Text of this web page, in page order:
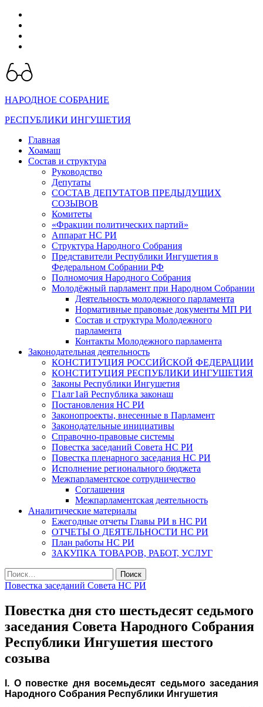
НАРОДНОЕ СОБРАНИЕ
РЕСПУБЛИКИ ИНГУШЕТИЯ
Главная
Хоамаш
Состав и структура
Руководство
Депутаты
СОСТАВ ДЕПУТАТОВ ПРЕДЫДУЩИХ
СОЗЫВОВ
Комитеты
«Фракции политических партий»
Аппарат НС РИ
Структура Народного Собрания
Представители Республики Ингушетия в
Федеральном Собрании РФ
Полномочия Народного Собрания
Молодёжный парламент при Народном Собрании
Деятельность молодежного парламента
Нормативные правовые документы МП РИ
Состав и структура Молодежного
парламента
Контакты Молодежного парламента
Законодательная деятельность
КОНСТИТУЦИЯ РОССИЙСКОЙ ФЕДЕРАЦИИ
КОНСТИТУЦИЯ РЕСПУБЛИКИ ИНГУШЕТИЯ
Законы Республики Ингушетия
Г1алг1ай Республика законаш
Постановления НС РИ
Законопроекты, внесенные в Парламент
Законодательные инициативы
Справочно-правовые системы
Повестка заседаний Совета НС РИ
Повестка пленарного заседания НС РИ
Исполнение регионального бюджета
Межпарламентское сотрудничество
Соглашения
Межпарламентская деятельность
Аналитические материалы
Ежегодные отчеты Главы РИ в НС РИ
ОТЧЕТЫ О ДЕЯТЕЛЬНОСТИ НС РИ
План работы НС РИ
ЗАКУПКА ТОВАРОВ, РАБОТ, УСЛУГ
Найти:
Повестка заседаний Совета НС РИ
Повестка дня сто шестьдесят седьмого
заседания Совета Народного Собрания
Республики Ингушетия шестого
созыва
I. О повестке дня восемьдесят седьмого заседания
Народного Собрания Республики Ингушетия